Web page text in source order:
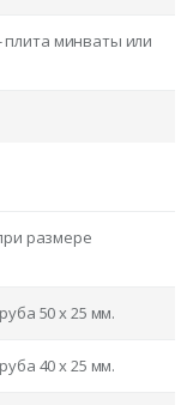
плита минваты или
размере
50 х 25 мм.
40 х 25 мм.